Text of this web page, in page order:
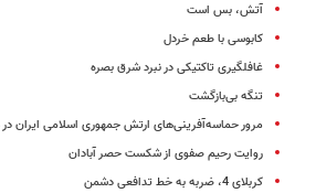
آتش، بس است
کابوسی با طعم خردل
غافلگیری تاکتیکی در نبرد شرق بصره
تنگه بی‌بازگشت
مرور حماسه‌آفرینی‌های ارتش جمهوری اسلامی
روایت رحیم صفوی از شکست حصر آبادان
کربلای 4، ضربه به خط تدافعی دشمن